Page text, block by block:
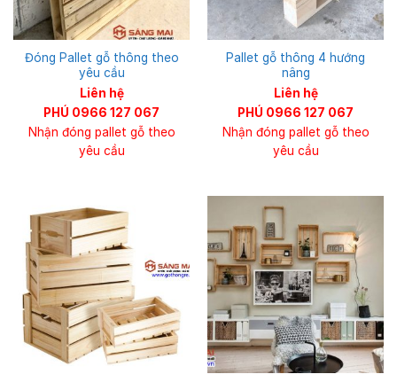
Đóng Pallet gỗ thông theo
yêu cầu
Liên hệ
PHÚ 0966 127 067
Nhận đóng pallet gỗ theo
yêu cầu
Pallet gỗ thông 4 hướng
nâng
Liên hệ
PHÚ 0966 127 067
Nhận đóng pallet gỗ theo
yêu cầu